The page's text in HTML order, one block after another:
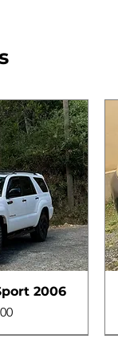
2006